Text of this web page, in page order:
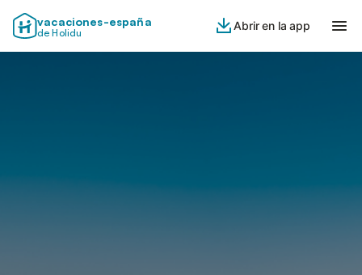
vacaciones-españa
de Holidu
Abrir en la app